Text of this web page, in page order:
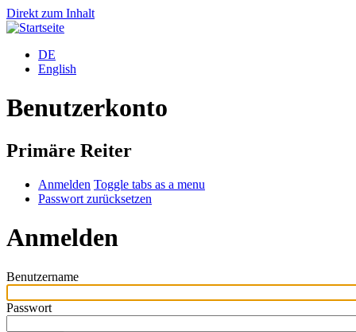
Direkt zum Inhalt
DE
English
Benutzerkonto
Primäre Reiter
Anmelden Toggle tabs as a menu
Passwort zurücksetzen
Anmelden
Benutzername
Passwort